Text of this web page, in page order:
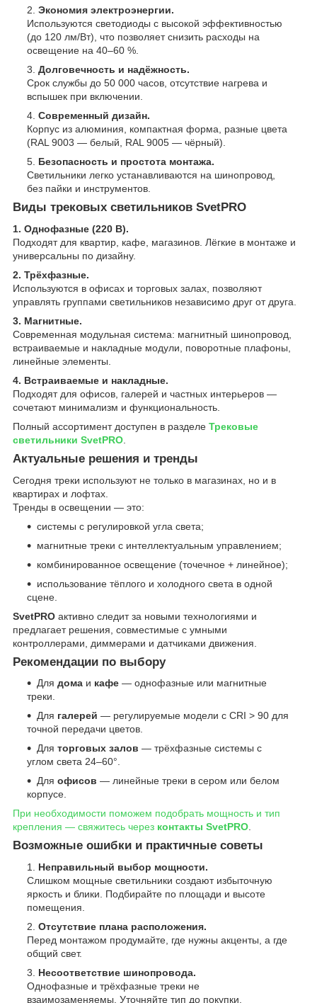
Экономия электроэнергии.
Используются светодиоды с высокой эффективностью
(до 120 лм/Вт), что позволяет снизить расходы на
освещение на 40–60 %.
Долговечность и надёжность.
Срок службы до 50 000 часов, отсутствие нагрева и
вспышек при включении.
Современный дизайн.
Корпус из алюминия, компактная форма, разные цвета
(RAL 9003 — белый, RAL 9005 — чёрный).
Безопасность и простота монтажа.
Светильники легко устанавливаются на шинопровод,
без пайки и инструментов.
Виды трековых светильников SvetPRO
1. Однофазные (220 В).
Подходят для квартир, кафе, магазинов. Лёгкие в монтаже и
универсальны по дизайну.
2. Трёхфазные.
Используются в офисах и торговых залах, позволяют
управлять группами светильников независимо друг от друга.
3. Магнитные.
Современная модульная система: магнитный шинопровод,
встраиваемые и накладные модули, поворотные плафоны,
линейные элементы.
4. Встраиваемые и накладные.
Подходят для офисов, галерей и частных интерьеров —
сочетают минимализм и функциональность.
Полный ассортимент доступен в разделе Трековые
светильники SvetPRO
Актуальные решения и тренды
Сегодня треки используют не только в магазинах, но и в
квартирах и лофтах.
Тренды в освещении — это:
системы с регулировкой угла света;
магнитные треки с интеллектуальным управлением;
комбинированное освещение (точечное + линейное);
использование тёплого и холодного света в одной
сцене.
SvetPRO активно следит за новыми технологиями и
предлагает решения, совместимые с умными
контроллерами, диммерами и датчиками движения.
Рекомендации по выбору
Для дома и кафе — однофазные или магнитные
треки.
Для галерей — регулируемые модели с CRI > 90 для
точной передачи цветов.
Для торговых залов — трёхфазные системы с
углом света 24–60°.
Для офисов — линейные треки в сером или белом
корпусе.
При необходимости поможем подобрать мощность и тип
крепления — свяжитесь через контакты SvetPRO.
Возможные ошибки и практичные советы
Неправильный выбор мощности.
Слишком мощные светильники создают избыточную
яркость и блики. Подбирайте по площади и высоте
помещения.
Отсутствие плана расположения.
Перед монтажом продумайте, где нужны акценты, а где
общий свет.
Несоответствие шинопровода.
Однофазные и трёхфазные треки не
взаимозаменяемы. Уточняйте тип до покупки.